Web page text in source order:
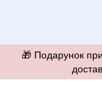
🎁 Подарунок